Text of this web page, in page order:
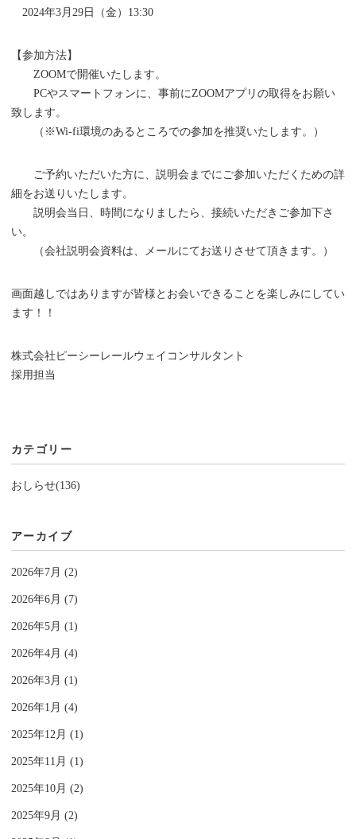
2024年3月29日（金）13:30
【参加方法】
ZOOMで開催いたします。
PCやスマートフォンに、事前にZOOMアプリの取得をお願い
致します。
（※Wi-fi環境のあるところでの参加を推奨いたします。）
ご予約いただいた方に、説明会までにご参加いただくための詳
細をお送りいたします。
説明会当日、時間になりましたら、接続いただきご参加下さ
い。
（会社説明会資料は、メールにてお送りさせて頂きます。）
画面越しではありますが皆様とお会いできることを楽しみにしてい
ます！！
株式会社ピーシーレールウェイコンサルタント
採用担当
カテゴリー
おしらせ(136)
アーカイブ
2026年7月 (2)
2026年6月 (7)
2026年5月 (1)
2026年4月 (4)
2026年3月 (1)
2026年1月 (4)
2025年12月 (1)
2025年11月 (1)
2025年10月 (2)
2025年9月 (2)